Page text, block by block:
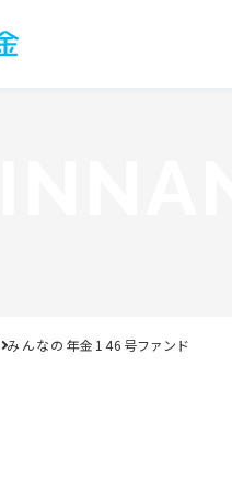
みんなの年金146号ファンド